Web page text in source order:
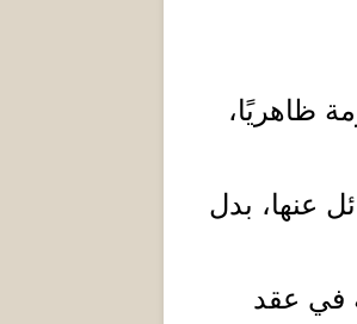
ظاهريًا،
عنها، بدل
في عقد